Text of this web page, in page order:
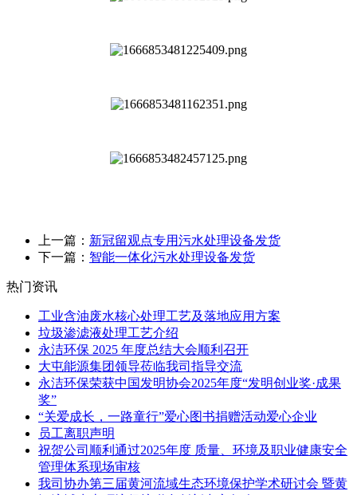
上一篇： 新冠留观点专用污水处理设备发货
下一篇： 智能一体化污水处理设备发货
热门资讯
工业含油废水核心处理工艺及落地应用方案
垃圾渗滤液处理工艺介绍
永洁环保 2025 年度总结大会顺利召开
大屯能源集团领导莅临我司指导交流
永洁环保荣获中国发明协会2025年度“发明创业奖·成果
奖”
“关爱成长，一路童行”爱心图书捐赠活动爱心企业
员工离职声明
祝贺公司顺利通过2025年度 质量、环境及职业健康安全
管理体系现场审核
我司协办第三届黄河流域生态环境保护学术研讨会 暨黄